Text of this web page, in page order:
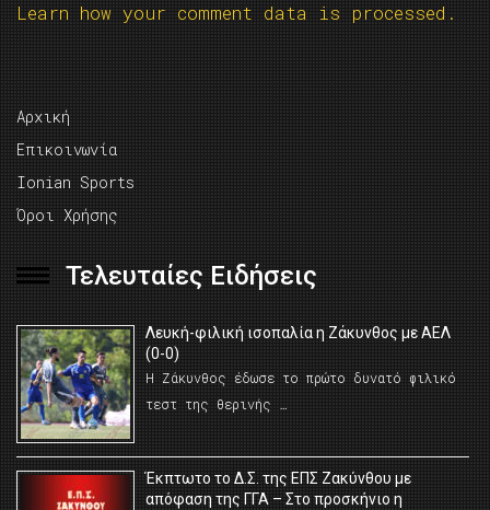
Learn how your comment data is processed.
Αρχική
Επικοινωνία
Ionian Sports
Όροι Χρήσης
Τελευταίες Ειδήσεις
Λευκή-φιλική ισοπαλία η Ζάκυνθος με ΑΕΛ
(0-0)
Η Ζάκυνθος έδωσε το πρώτο δυνατό φιλικό
τεστ της θερινής …
Έκπτωτο το Δ.Σ. της ΕΠΣ Ζακύνθου με
απόφαση της ΓΓΑ – Στο προσκήνιο η